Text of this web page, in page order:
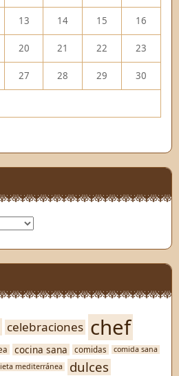
13 14 15 16
20 21 22 23
27 28 29 30
celebraciones chef
cocina sana comidas comida sana
mediterránea dulces